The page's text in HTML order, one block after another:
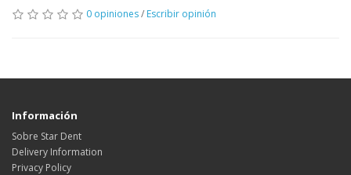
0 opiniones/ Escribir opinión
Información
Sobre Star Dent
Delivery Information
Privacy Policy